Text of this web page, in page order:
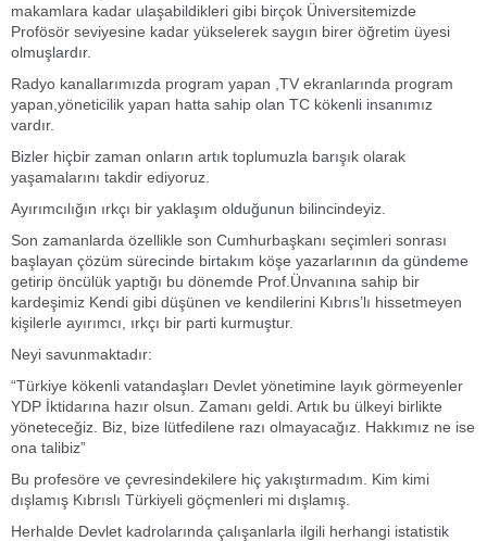
makamlara kadar ulaşabildikleri gibi birçok Üniversitemizde
Profösör seviyesine kadar yükselerek saygın birer öğretim üyesi
olmuşlardır.
Radyo kanallarımızda program yapan ,TV ekranlarında program
yapan,yöneticilik yapan hatta sahip olan TC kökenli insanımız
vardır.
Bizler hiçbir zaman onların artık toplumuzla barışık olarak
yaşamalarını takdir ediyoruz.
Ayırımcılığın ırkçı bir yaklaşım olduğunun bilincindeyiz.
Son zamanlarda özellikle son Cumhurbaşkanı seçimleri sonrası
başlayan çözüm sürecinde birtakım köşe yazarlarının da gündeme
getirip öncülük yaptığı bu dönemde Prof.Ünvanına sahip bir
kardeşimiz Kendi gibi düşünen ve kendilerini Kıbrıs’lı hissetmeyen
kişilerle ayırımcı, ırkçı bir parti kurmuştur.
Neyi savunmaktadır:
“Türkiye kökenli vatandaşları Devlet yönetimine layık görmeyenler
YDP İktidarına hazır olsun. Zamanı geldi. Artık bu ülkeyi birlikte
yöneteceğiz. Biz, bize lütfedilene razı olmayacağız. Hakkımız ne ise
ona talibiz”
Bu profesöre ve çevresindekilere hiç yakıştırmadım. Kim kimi
dışlamış Kıbrıslı Türkiyeli göçmenleri mi dışlamış.
Herhalde Devlet kadrolarında çalışanlarla ilgili herhangi istatistik